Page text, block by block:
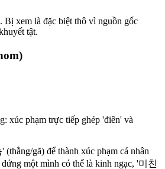
Bị xem là đặc biệt thô vì nguồn gốc
tật.
xúc phạm trực tiếp ghép 'điên' và
gã) để thành xúc phạm cá nhân
một mình có thể là kinh ngạc, '미친